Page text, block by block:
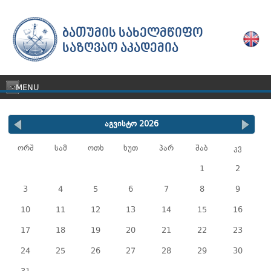
ᲑᲐᲗᲣᲛᲘᲡ ᲡᲐᲮᲔᲚᲛᲬᲘᲤᲝ
ᲡᲐᲖᲦᲕᲐᲝ ᲐᲙᲐᲓᲔᲛᲘᲐ
MENU
აგვისტო 2026
ორშ სამ ოთხ ხუთ პარ შაბ კვ
1 2
3 4 5 6 7 8 9
10 11 12 13 14 15 16
17 18 19 20 21 22 23
24 25 26 27 28 29 30